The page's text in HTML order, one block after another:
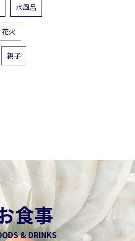
水風呂
花火
親子
食事
& DRINKS